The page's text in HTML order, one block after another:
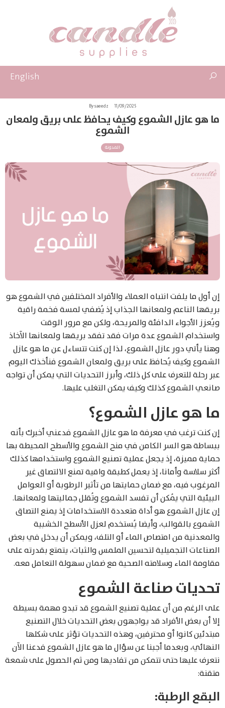
English
11/09/2025
By saeedz
ما هو عازل الشموع وكيف يحافظ على بريق ولمعان
الشموع
المدونة
إن أول ما يلفت انتباه العملاء والأفراد المختلفين في الشموع هو
بريقها الناعم ولمعانها الجذاب إذ يُضفي لمسة فخمة راقية
ويُعزز الأجواء الدافئة والمريحة، ولكن مع مرور الوقت
واستخدام الشموع عدة مرات فقد تفقد بريقها ولمعانها الآخاذ
وهنا يأتي دور عازل الشموع، لذا إن كنت تتساءل عن ما هو عازل
الشموع وكيف يُحافظ على بريق ولمعان الشموع فنأخذك اليوم
عبر رحلة للتعرف على كل ذلك، وأبرز التحديات التي يمكن أن تواجه
صانعي الشموع كذلك وكيف يمكن التغلب عليها.
ما هو عازل الشموع؟
إن كنت ترغب في معرفة ما هو عازل الشموع فدعني أخبرك بأنه
ببساطة هو السر الكامن في منح الشموع والأسطح المحيطة بها
حماية مميزة، إذ يجعل عملية تصنيع الشموع واستخدامها كذلك
أكثر سلاسة وأمانا، إذ يعمل كطبقة واقية تمنع الالتصاق غير
المرغوب فيه، مع ضمان حمايتها من تأثير الرطوبة أو العوامل
البيئية التي يُمكن أن تفسد الشموع وتُقلل جماليتها ولمعانها.
إن عازل الشموع هو أداة متعددة الاستخدامات إذ يمنع التصاق
الشموع بالقوالب، وأيضا يُستخدم لعزل الأسطح الخشبية
والمعدنية من امتصاص الماء أو التلف، ويمكن أن يدخل في بعض
الصناعات التجميلية لتحسين الملمس والثبات، يتمتع بقدرته على
مقاومة الماء وسلامته الصحية مع ضمان سهولة التعامل معه.
تحديات صناعة الشموع
على الرغم من أن عملية تصنيع الشموع قد تبدو مهمة بسيطة
إلا أن بعض الأفراد قد يواجهون بعض التحديات خلال التصنيع
مبتدئين كانوا أو محترفين، وهذه التحديات تؤثر على شكلها
النهائي، وبعدما أجبنا عن سؤال ما هو عازل الشموع فدعنا الآن
نتعرف عليها حتى تتمكن من تفاديها ومن ثم الحصول على شمعة
متقنة:
البقع الرطبة: